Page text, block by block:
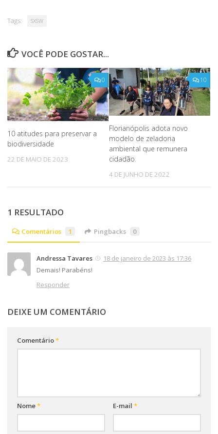
Tags: SXSW
VOCÊ PODE GOSTAR...
0
10 atitudes para preservar a
biodiversidade
22 DE MAIO DE 2023
10
Florianópolis adota novo
modelo de zeladoria
ambiental que remunera
cidadão
4 DE JUNHO DE 2022
1 RESULTADO
Comentários 1 Pingbacks 0
Andressa Tavares
18 de janeiro de 2023 às 17:36
Demais! Parabéns!
Responder
DEIXE UM COMENTÁRIO
Comentário*
Nome* E-mail *